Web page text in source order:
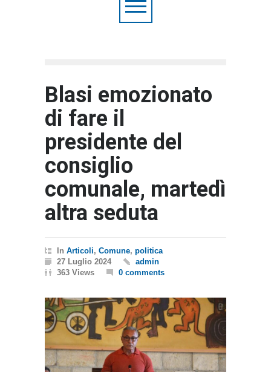
Blasi emozionato
di fare il
presidente del
consiglio
comunale, martedì
altra seduta
In Articoli, Comune, politica
27 Luglio 2024
admin
363 Views
0 comments